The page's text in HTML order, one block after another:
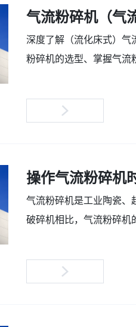
气流粉碎机（气
深度了解（流化床式）气
粉碎机的选型、掌握气流
操作气流粉碎机
气流粉碎机是工业陶瓷、
破碎机相比，气流粉碎机